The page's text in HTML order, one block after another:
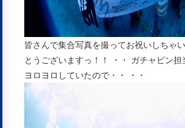
皆さんで集合写真を撮ってお祝いしちゃ
とうございますっ！！ ・・ ガチャピン
ヨロヨロしていたので・・ ・・